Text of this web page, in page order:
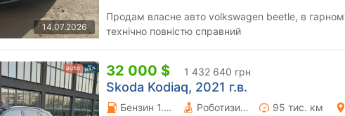
14.07.2026
Продам власне авто volkswagen beetle, в
технічно повністю справний
32 000 $ 1 432 640 грн
Skoda Kodiaq, 2021 г.в.
Бензин 1.98 л. Роботизированная 95 тис. км